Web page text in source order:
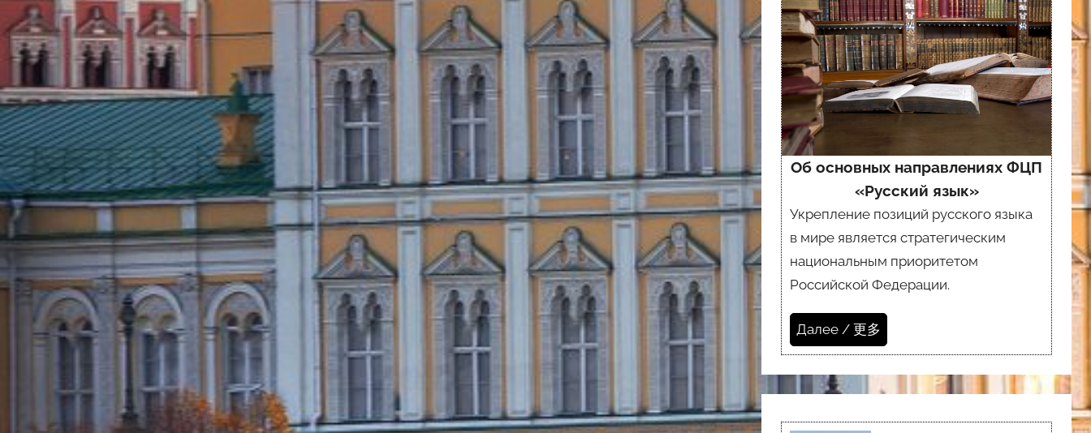
Об основных направлениях ФЦП
«Русский язык»
Укрепление позиций русского языка
в мире является стратегическим
национальным приоритетом
Российской Федерации.
Далее / 更多